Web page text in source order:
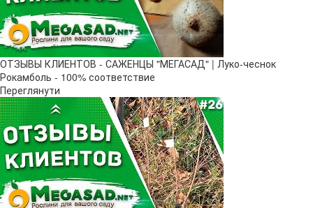
ОТЗЫВЫ КЛИЕНТОВ - САЖЕНЦЫ "МЕГАСАД" | Луко-чеснок
Рокамболь - 100% соответствие
Переглянути